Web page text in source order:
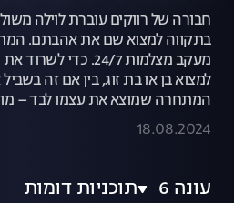
חבורה של רווקים עוברת לוילה
בתקווה למצוא שם את אהבתם.
מעקב מצלמות 24/7.
למצוא בן או בת זוג, בין אם זה
המתחרה שמוצא את עצמו לבד –
18.08.2024
עונה 6 תוכניות דומות